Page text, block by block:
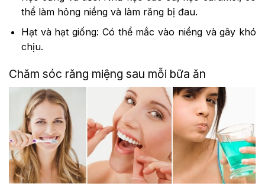
thể làm hỏng niềng và làm răng bị đau.
Hạt và hạt giống: Có thể mắc vào niềng và gây khó
chịu.
Chăm sóc răng miệng sau mỗi bữa ăn